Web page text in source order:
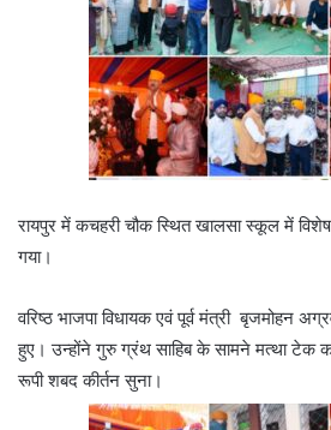
रायपुर में कचहरी चौक स्थित खालसा स्कूल में
गया।
वरिष्ठ भाजपा विधायक एवं पूर्व मंत्री बृजमोहन
हुए। उन्होंने गुरु ग्रंथ साहिब के सामने मत्था टेक
रूपी शबद कीर्तन सुना।